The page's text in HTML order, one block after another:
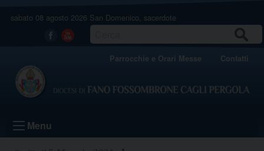
sabato 08 agosto 2026 San Domenico, sacerdote
Facebook
Youtube
Parrocchie e Orari Messe Contatti
Menu